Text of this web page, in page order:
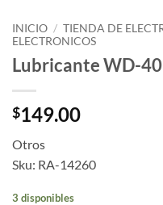
INICIO / TIENDA DE
ELECTRONICOS
Lubricante WD-
$149.00
Otros
Sku: RA-14260
3 disponibles